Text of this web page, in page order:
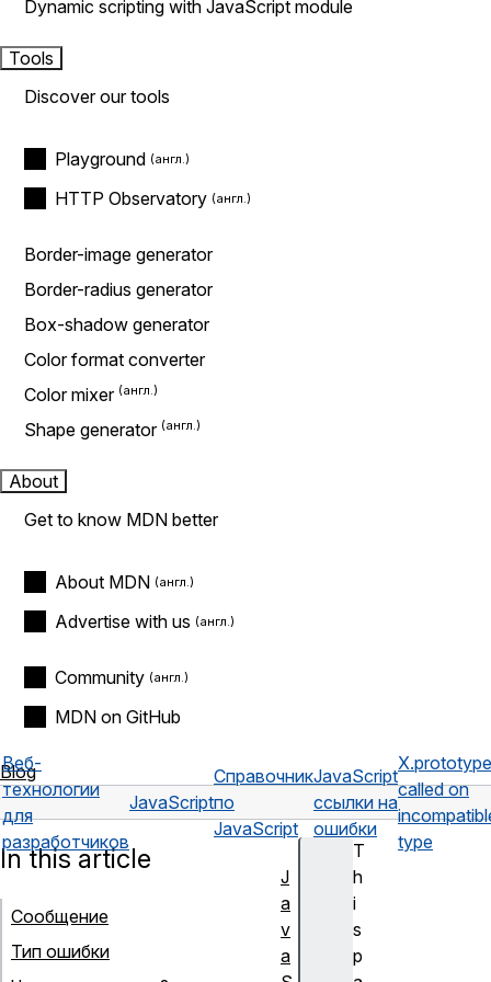
Dynamic scripting with JavaScript module
Tools
Discover our tools
Playground
HTTP Observatory
Border-image generator
Border-radius generator
Box-shadow generator
Color format converter
Color mixer
Shape generator
About
Get to know MDN better
About MDN
Advertise with us
Community
MDN on GitHub
Blog
Веб-
технологии
для
разработчиков
JavaScript
Справочник
по
JavaScript
JavaScript
ссылки на
ошибки
called on
type
T
h
i
s
p
In this article
Сообщение
Тип ошибки
J
a
v
a